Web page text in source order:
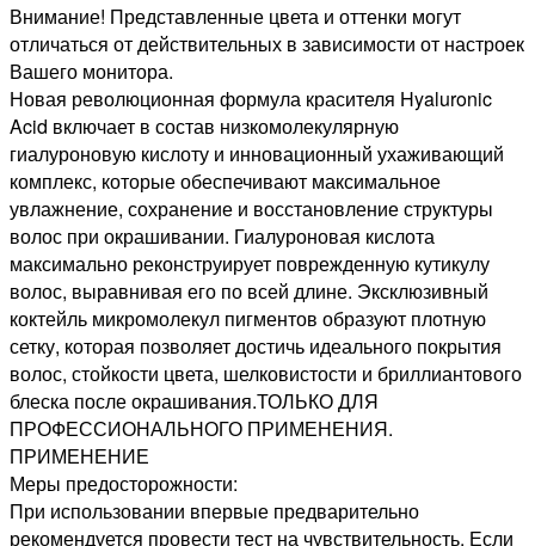
ДЛЯ
ВОЛОС
ОСВЕТЛЯЮЩИЙ
ФИОЛЕТОВЫЙ,
100мл
Внимание! Представленные цвета и оттенки могут
отличаться от действительных в зависимости от настроек
Вашего монитора.
Новая революционная формула красителя Hyaluronic
Acid включает в состав низкомолекулярную
гиалуроновую кислоту и инновационный ухаживающий
комплекс, которые обеспечивают максимальное
увлажнение, сохранение и восстановление структуры
волос при окрашивании. Гиалуроновая кислота
максимально реконструирует поврежденную кутикулу
волос, выравнивая его по всей длине. Эксклюзивный
коктейль микромолекул пигментов образуют плотную
сетку, которая позволяет достичь идеального покрытия
волос, стойкости цвета, шелковистости и бриллиантового
блеска после окрашивания.ТОЛЬКО ДЛЯ
ПРОФЕССИОНАЛЬНОГО ПРИМЕНЕНИЯ.
ПРИМЕНЕНИЕ
Меры предосторожности:
При использовании впервые предварительно
рекомендуется провести тест на чувствительность. Если